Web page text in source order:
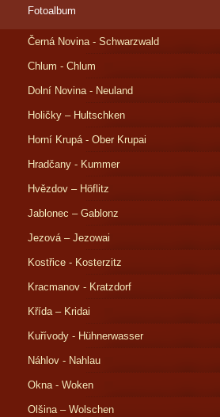
Fotoalbum
Černá Novina - Schwarzwald
Chlum - Chlum
Dolní Novina - Neuland
Holičky – Hultschken
Horní Krupá - Ober Krupai
Hradčany - Kummer
Hvězdov – Höflitz
Jablonec – Gablonz
Jezová – Jezowai
Kostřice - Kosterzitz
Kracmanov - Kratzdorf
Křída – Kridai
Kuřívody - Hühnerwasser
Náhlov - Nahlau
Okna - Woken
Olšina – Wolschen